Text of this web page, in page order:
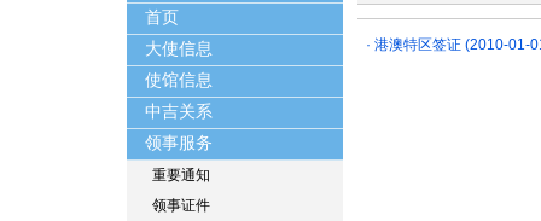
首页
大使信息
使馆信息
中吉关系
领事服务
重要通知
领事证件
· 港澳特区签证 (2010-01-